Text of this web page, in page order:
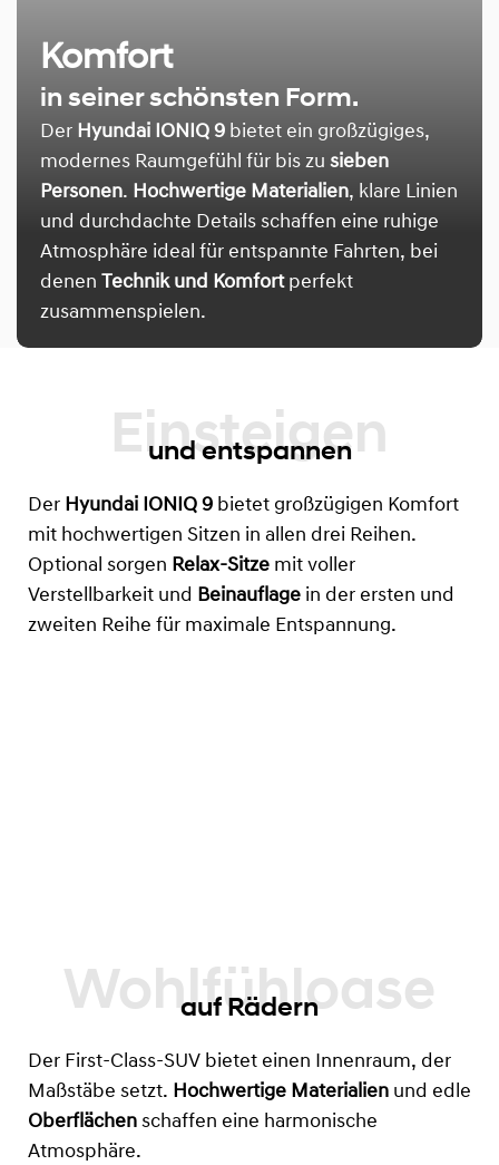
Komfort
in seiner schönsten Form.
Der Hyundai IONIQ 9 bietet ein großzügiges,
modernes Raumgefühl für bis zu sieben
Personen. Hochwertige Materialien, klare Linien
und durchdachte Details schaffen eine ruhige
Atmosphäre ideal für entspannte Fahrten, bei
denen Technik und Komfortperfekt
zusammenspielen.
und entspannen
Der Hyundai IONIQ 9 bietet großzügigen Komfort
mit hochwertigen Sitzen in allen drei Reihen.
Optional sorgen Relax-Sitze mit voller
Verstellbarkeit und Beinauflage in der ersten und
zweiten Reihe für maximale Entspannung.
auf Rädern
Der First-Class-SUV bietet einen Innenraum, der
Maßstäbe setzt. Hochwertige Materialien und edle
Oberflächen schaffen eine harmonische
Atmosphäre.